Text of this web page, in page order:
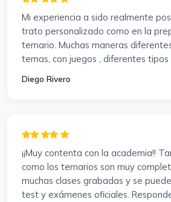
resolver dudas, se agradece. Incluso
ayudarme a buscar impugnaciones
examen para subir nota. Gracias
Mi experiencia a sido realmente
trato personalizado como en la
temario. Muchas maneras
temas, con juegos , diferentes
preparación y un temario muy al
muy positiva en todos los sentidos.
Diego Rivero
¡¡Muy contenta con la academia!!
como los temarios son muy
muchas clases grabadas y se
test y exámenes oficiales.